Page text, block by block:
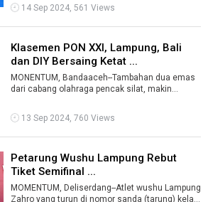
14 Sep 2024, 561 Views
Klasemen PON XXI, Lampung, Bali
dan DIY Bersaing Ketat ...
MONENTUM, Bandaaceh--Tambahan dua emas
dari cabang olahraga pencak silat, makin
perin ...
13 Sep 2024, 760 Views
Petarung Wushu Lampung Rebut
Tiket Semifinal ...
MOMENTUM, Deliserdang--Atlet wushu Lampung
Zahro yang turun di nomor sanda (tarung) kelas